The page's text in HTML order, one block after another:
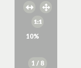
10%
1 / 8